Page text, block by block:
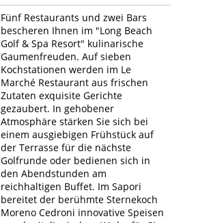
Fünf Restaurants und zwei Bars
bescheren Ihnen im "Long Beach
Golf & Spa Resort" kulinarische
Gaumenfreuden. Auf sieben
Kochstationen werden im Le
Marché Restaurant aus frischen
Zutaten exquisite Gerichte
gezaubert. In gehobener
Atmosphäre stärken Sie sich bei
einem ausgiebigen Frühstück auf
der Terrasse für die nächste
Golfrunde oder bedienen sich in
den Abendstunden am
reichhaltigen Buffet. Im Sapori
bereitet der berühmte Sternekoch
Moreno Cedroni innovative Speisen